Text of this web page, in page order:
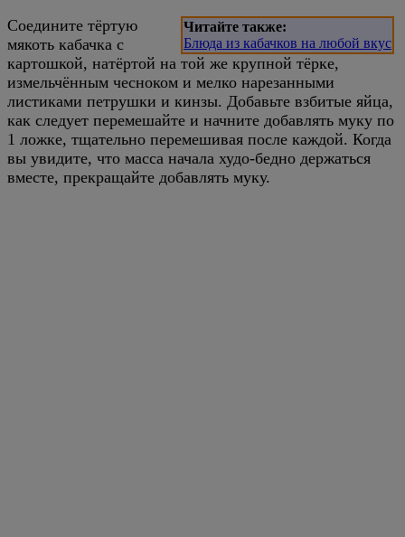
Читайте также:
Блюда из кабачков на любой вкус
Соедините тёртую
мякоть кабачка с
картошкой, натёртой на той же крупной тёрке,
измельчённым чесноком и мелко нарезанными
листиками петрушки и кинзы. Добавьте взбитые яйца,
как следует перемешайте и начните добавлять муку по
1 ложке, тщательно перемешивая после каждой. Когда
вы увидите, что масса начала худо-бедно держаться
вместе, прекращайте добавлять муку.